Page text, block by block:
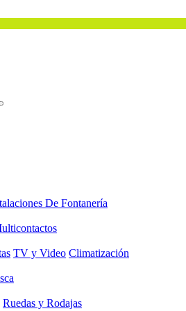
De Fontanería
TV y Video Climatización
Ruedas y Rodajas